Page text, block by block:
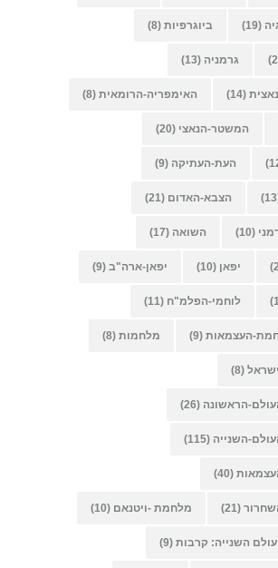
(19) ביוגרפיות (8)
גרמניה (13)
(14) האימפריה-הרומאית (8)
המשטר-הנאצי (20)
העת-העתיקה (9)
הצבא-האדום (21)
(10) השואה (17)
יפאן (10) יפאן-ארה"ב (9)
לוחמי-הפלמ"ח (11)
העצמאות (9) מלחמות (8)
(8)
הראשונה (26)
השנייה (115)
(40)
(21) מלחמת -ויטנאם (10)
השנייה: קרבות (9)